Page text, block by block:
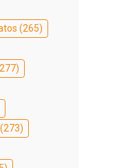
(265)
(273)